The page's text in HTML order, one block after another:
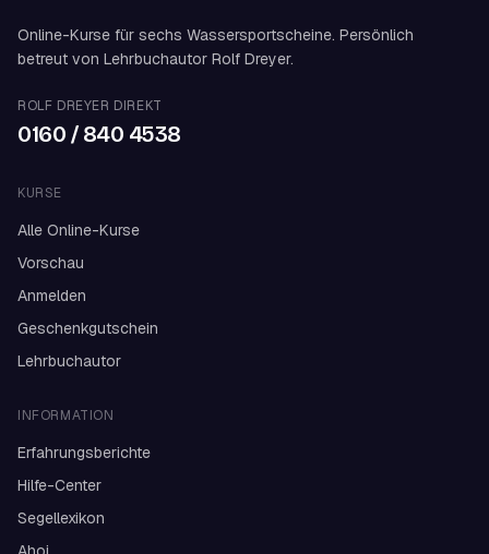
Online-Kurse für sechs Wassersportscheine. Persönlich
betreut von Lehrbuchautor Rolf Dreyer.
ROLF DREYER DIREKT
0160 / 840 4538
KURSE
Alle Online-Kurse
Vorschau
Anmelden
Geschenkgutschein
Lehrbuchautor
INFORMATION
Erfahrungsberichte
Hilfe-Center
Segellexikon